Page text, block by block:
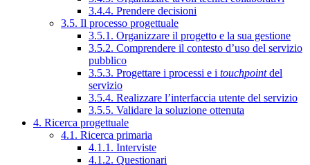
3.4.4. Prendere decisioni
3.5. Il processo progettuale
3.5.1. Organizzare il progetto e la sua gestione
3.5.2. Comprendere il contesto d’uso del servizio
pubblico
3.5.3. Progettare i processi e i touchpointdel
servizio
3.5.4. Realizzare l’interfaccia utente del servizio
3.5.5. Validare la soluzione ottenuta
4. Ricerca progettuale
4.1. Ricerca primaria
4.1.1. Interviste
4.1.2. Questionari